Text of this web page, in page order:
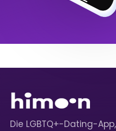
Die LGBTQ+-Dating-